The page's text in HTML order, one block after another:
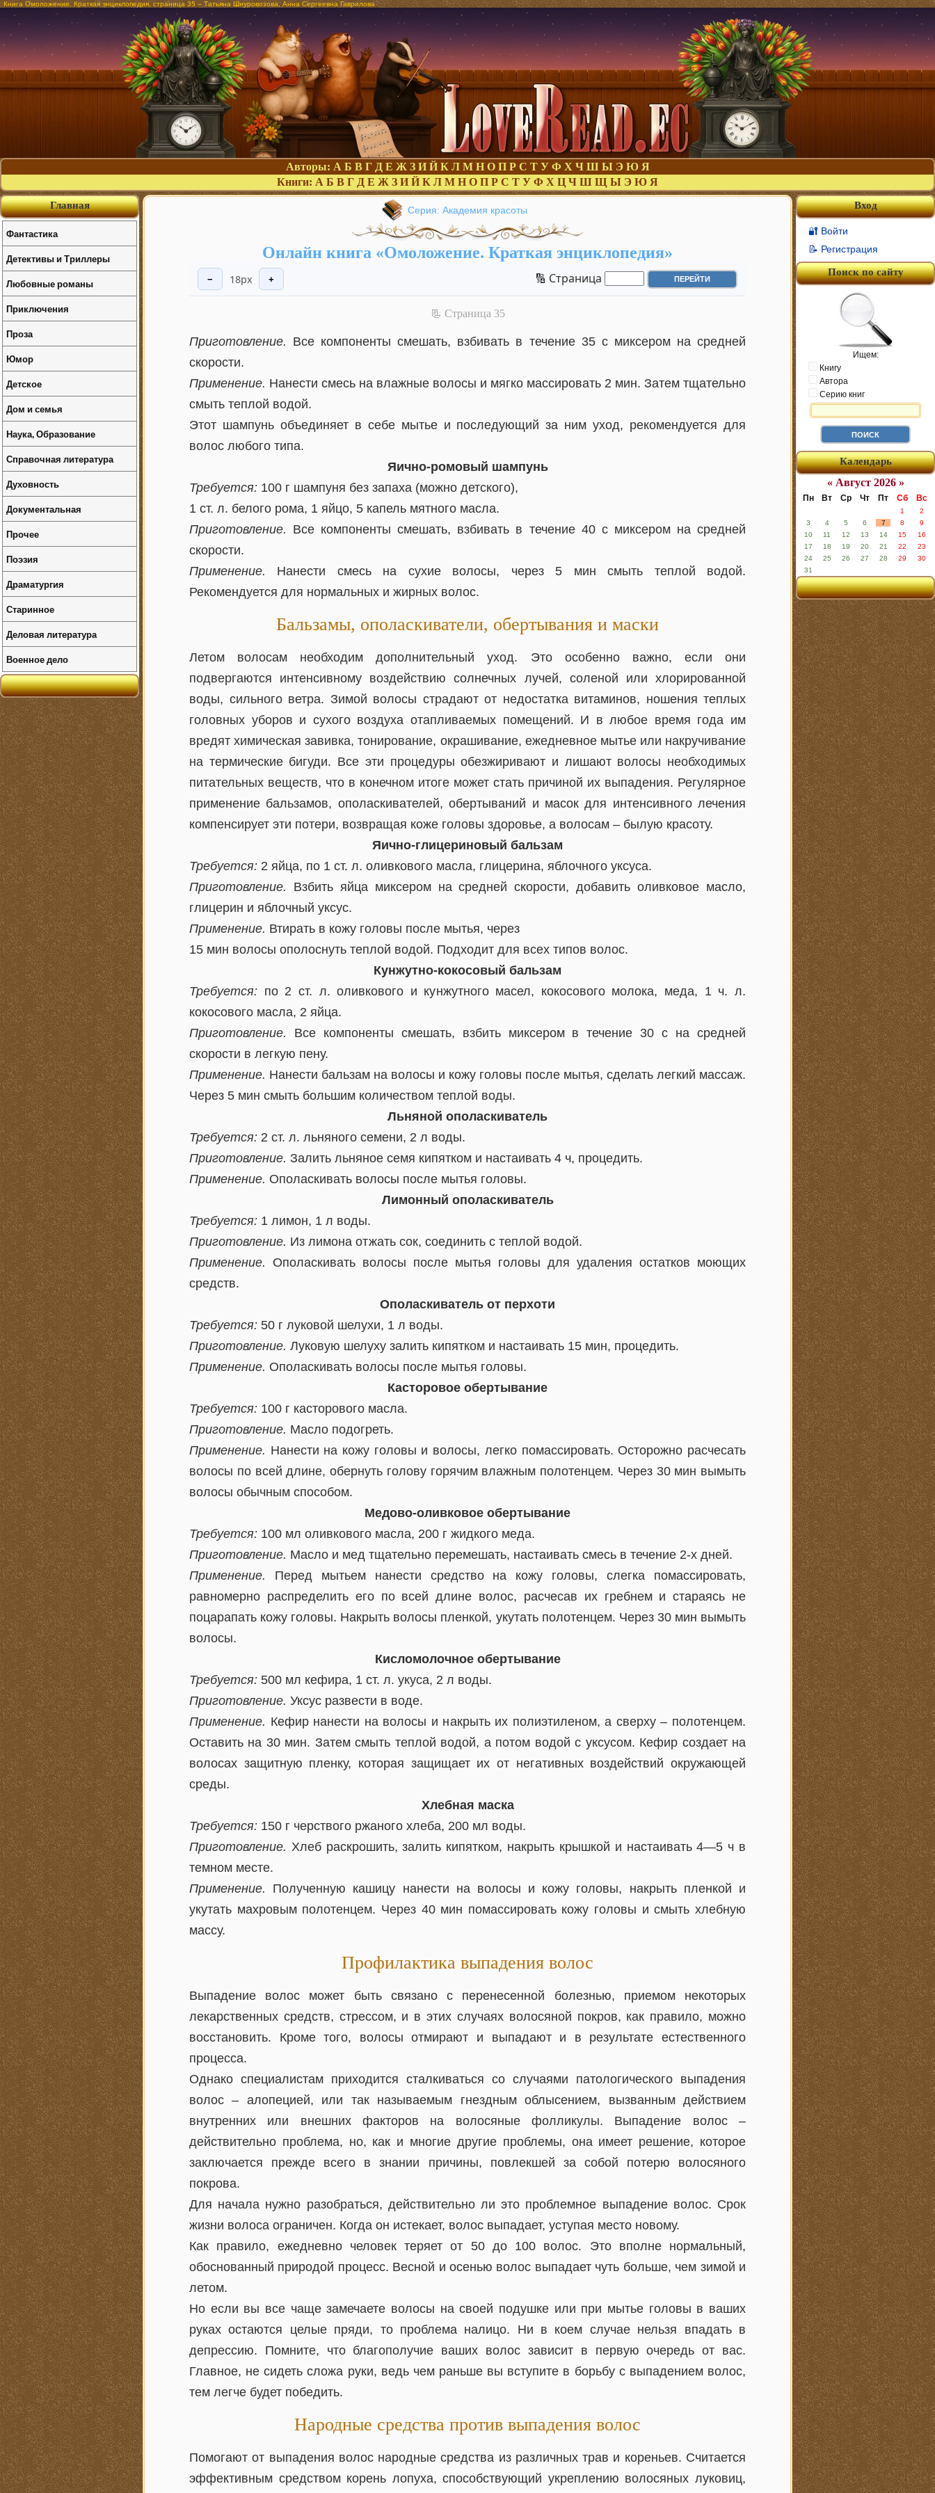
Книга Омоложение. Краткая энциклопедия, страница 35 – Татьяна Шнуровозова, Анна Сергеевна Гаврилова
Авторы: А Б В Г Д Е Ж З И Й К Л М Н О П Р С Т У Ф Х Ч Ш Ы Э Ю Я
Книги: А Б В Г Д Е Ж З И Й К Л М Н О П Р С Т У Ф Х Ц Ч Ш Щ Ы Э Ю Я
Серия: Академия красоты
Онлайн книга «Омоложение. Краткая энциклопедия»
− 18px + 🔢 Страница
📃 Cтраница 35
Приготовление. Все компоненты смешать, взбивать в течение 35 с миксером на средней
скорости.
Применение. Нанести смесь на влажные волосы и мягко массировать 2 мин. Затем тщательно
смыть теплой водой.
Этот шампунь объединяет в себе мытье и последующий за ним уход, рекомендуется для
волос любого типа.
Яично-ромовый шампунь
Требуется: 100 г шампуня без запаха (можно детского),
1 ст. л. белого рома, 1 яйцо, 5 капель мятного масла.
Приготовление. Все компоненты смешать, взбивать в течение 40 с миксером на средней
скорости.
Применение. Нанести смесь на сухие волосы, через 5 мин смыть теплой водой.
Рекомендуется для нормальных и жирных волос.
Бальзамы, ополаскиватели, обертывания и маски
Летом волосам необходим дополнительный уход. Это особенно важно, если они
подвергаются интенсивному воздействию солнечных лучей, соленой или хлорированной
воды, сильного ветра. Зимой волосы страдают от недостатка витаминов, ношения теплых
головных уборов и сухого воздуха отапливаемых помещений. И в любое время года им
вредят химическая завивка, тонирование, окрашивание, ежедневное мытье или накручивание
на термические бигуди. Все эти процедуры обезжиривают и лишают волосы необходимых
питательных веществ, что в конечном итоге может стать причиной их выпадения. Регулярное
применение бальзамов, ополаскивателей, обертываний и масок для интенсивного лечения
компенсирует эти потери, возвращая коже головы здоровье, а волосам – былую красоту.
Яично-глицериновый бальзам
Требуется: 2 яйца, по 1 ст. л. оливкового масла, глицерина, яблочного уксуса.
Приготовление. Взбить яйца миксером на средней скорости, добавить оливковое масло,
глицерин и яблочный уксус.
Применение. Втирать в кожу головы после мытья, через
15 мин волосы ополоснуть теплой водой. Подходит для всех типов волос.
Кунжутно-кокосовый бальзам
Требуется: по 2 ст. л. оливкового и кунжутного масел, кокосового молока, меда, 1 ч. л.
кокосового масла, 2 яйца.
Приготовление. Все компоненты смешать, взбить миксером в течение 30 с на средней
скорости в легкую пену.
Применение. Нанести бальзам на волосы и кожу головы после мытья, сделать легкий массаж.
Через 5 мин смыть большим количеством теплой воды.
Льняной ополаскиватель
Требуется: 2 ст. л. льняного семени, 2 л воды.
Приготовление. Залить льняное семя кипятком и настаивать 4 ч, процедить.
Применение. Ополаскивать волосы после мытья головы.
Лимонный ополаскиватель
Требуется: 1 лимон, 1 л воды.
Приготовление. Из лимона отжать сок, соединить с теплой водой.
Применение. Ополаскивать волосы после мытья головы для удаления остатков моющих
средств.
Ополаскиватель от перхоти
Требуется: 50 г луковой шелухи, 1 л воды.
Приготовление. Луковую шелуху залить кипятком и настаивать 15 мин, процедить.
Применение. Ополаскивать волосы после мытья головы.
Касторовое обертывание
Требуется: 100 г касторового масла.
Приготовление. Масло подогреть.
Применение. Нанести на кожу головы и волосы, легко помассировать. Осторожно расчесать
волосы по всей длине, обернуть голову горячим влажным полотенцем. Через 30 мин вымыть
волосы обычным способом.
Медово-оливковое обертывание
Требуется: 100 мл оливкового масла, 200 г жидкого меда.
Приготовление. Масло и мед тщательно перемешать, настаивать смесь в течение 2-х дней.
Применение. Перед мытьем нанести средство на кожу головы, слегка помассировать,
равномерно распределить его по всей длине волос, расчесав их гребнем и стараясь не
поцарапать кожу головы. Накрыть волосы пленкой, укутать полотенцем. Через 30 мин вымыть
волосы.
Кисломолочное обертывание
Требуется: 500 мл кефира, 1 ст. л. укуса, 2 л воды.
Приготовление. Уксус развести в воде.
Применение. Кефир нанести на волосы и накрыть их полиэтиленом, а сверху – полотенцем.
Оставить на 30 мин. Затем смыть теплой водой, а потом водой с уксусом. Кефир создает на
волосах защитную пленку, которая защищает их от негативных воздействий окружающей
среды.
Хлебная маска
Требуется: 150 г черствого ржаного хлеба, 200 мл воды.
Приготовление. Хлеб раскрошить, залить кипятком, накрыть крышкой и настаивать 4—5 ч в
темном месте.
Применение. Полученную кашицу нанести на волосы и кожу головы, накрыть пленкой и
укутать махровым полотенцем. Через 40 мин помассировать кожу головы и смыть хлебную
массу.
Профилактика выпадения волос
Выпадение волос может быть связано с перенесенной болезнью, приемом некоторых
лекарственных средств, стрессом, и в этих случаях волосяной покров, как правило, можно
восстановить. Кроме того, волосы отмирают и выпадают и в результате естественного
процесса.
Однако специалистам приходится сталкиваться со случаями патологического выпадения
волос – алопецией, или так называемым гнездным облысением, вызванным действием
внутренних или внешних факторов на волосяные фолликулы. Выпадение волос –
действительно проблема, но, как и многие другие проблемы, она имеет решение, которое
заключается прежде всего в знании причины, повлекшей за собой потерю волосяного
покрова.
Для начала нужно разобраться, действительно ли это проблемное выпадение волос. Срок
жизни волоса ограничен. Когда он истекает, волос выпадает, уступая место новому.
Как правило, ежедневно человек теряет от 50 до 100 волос. Это вполне нормальный,
обоснованный природой процесс. Весной и осенью волос выпадает чуть больше, чем зимой и
летом.
Но если вы все чаще замечаете волосы на своей подушке или при мытье головы в ваших
руках остаются целые пряди, то проблема налицо. Ни в коем случае нельзя впадать в
депрессию. Помните, что благополучие ваших волос зависит в первую очередь от вас.
Главное, не сидеть сложа руки, ведь чем раньше вы вступите в борьбу с выпадением волос,
тем легче будет победить.
Народные средства против выпадения волос
Помогают от выпадения волос народные средства из различных трав и кореньев. Считается
эффективным средством корень лопуха, способствующий укреплению волосяных луковиц,
Вход
🔐 Войти
📝 Регистрация
Поиск по сайту
Ищем:
Книгу
Автора
Серию книг
Календарь
« Август 2026 »
Пн Вт Ср Чт Пт Сб Вс
1
2
3
4 5 6 7 8
9
10
11 12 13 14 15
16
17
18 19 20 21 22
23
24
25 26 27 28 29
30
31
Главная
Фантастика
Детективы и Триллеры
Любовные романы
Приключения
Проза
Юмор
Детское
Дом и семья
Наука, Образование
Справочная литература
Духовность
Документальная
Прочее
Поэзия
Драматургия
Старинное
Деловая литература
Военное дело